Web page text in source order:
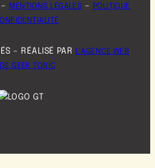
MENTIONS LÉGALES –
POLITIQUE
– RÉALISÉ PAR
L’AGENCE WEB
GEEK TONIC